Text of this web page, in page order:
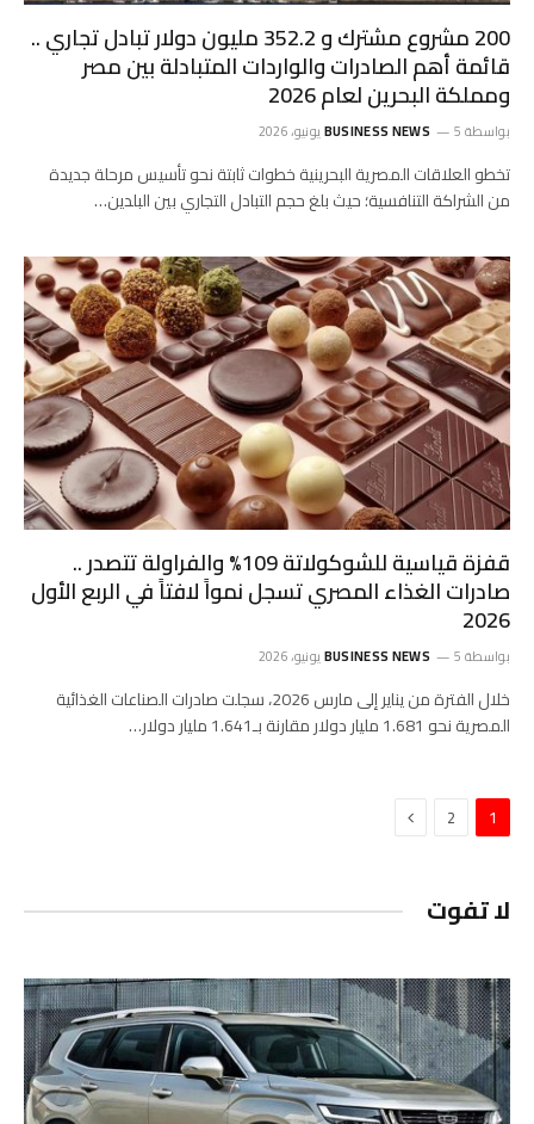
200 مشروع مشترك و 352.2 مليون دولار تبادل تجاري ..
قائمة أهم الصادرات والواردات المتبادلة بين مصر
ومملكة البحرين لعام 2026
بواسطة BUSINESS NEWS 5 يونيو، 2026
تخطو العلاقات المصرية البحرينية خطوات ثابتة نحو تأسيس مرحلة جديدة
من الشراكة التنافسية؛ حيث بلغ حجم التبادل التجاري بين البلدين…
قفزة قياسية للشوكولاتة 109% والفراولة تتصدر ..
صادرات الغذاء المصري تسجل نمواً لافتاً في الربع الأول
2026
بواسطة BUSINESS NEWS 5 يونيو، 2026
خلال الفترة من يناير إلى مارس 2026، سجلت صادرات الصناعات الغذائية
المصرية نحو 1.681 مليار دولار مقارنة بـ1.641 مليار دولار…
1
2 التالي
لا تفوت